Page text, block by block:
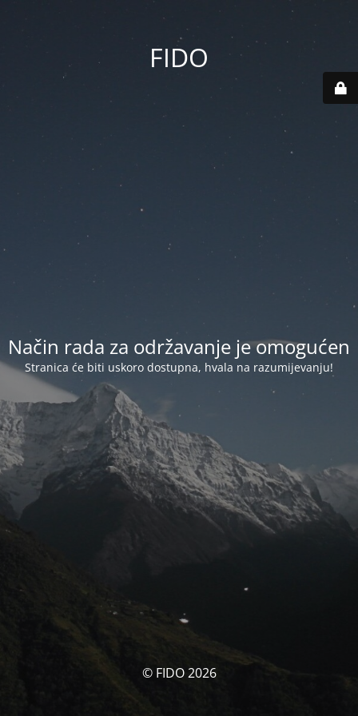
FIDO
Način rada za održavanje je omogućen
Stranica će biti uskoro dostupna, hvala na razumijevanju!
© FIDO 2026